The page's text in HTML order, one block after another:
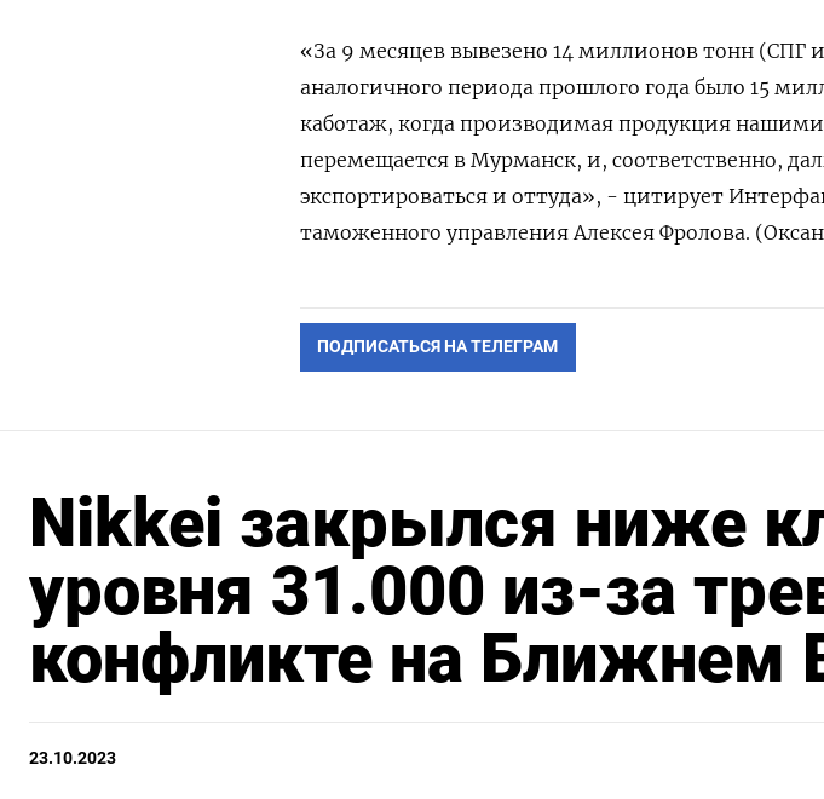
«За 9 месяцев вывезено 14 миллионов тонн (СПГ
аналогичного периода прошлого года было 15
каботаж, когда производимая продукция
перемещается в Мурманск, и, соответственно,
экспортироваться и оттуда», - цитирует
таможенного управления Алексея Фролова.
ПОДПИСАТЬСЯ НА ТЕЛЕГРАМ
Nikkei закрылся ниже
уровня 31.000 из-за
конфликте на Ближнем
23.10.2023